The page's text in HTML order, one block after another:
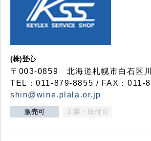
(株)登心
〒003-0859 北海道札幌市白石区
TEL：011-879-8855 / FAX：011-
shin@wine.plala.or.jp
販売可 工事・取付可